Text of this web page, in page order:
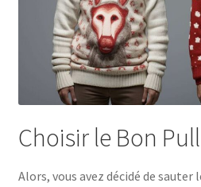
Choisir le Bon
Alors, vous avez décidé de sauter